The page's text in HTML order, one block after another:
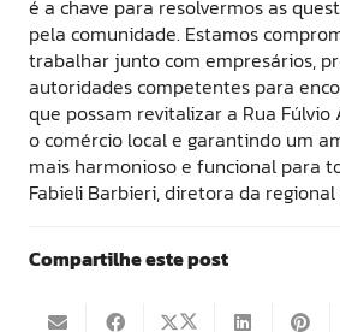
é a chave para resolvermos as
pela comunidade. Estamos
trabalhar junto com empresários,
autoridades competentes para
que possam revitalizar a Rua Fúlvio
o comércio local e garantindo um
mais harmonioso e funcional para
Fabieli Barbieri, diretora da
Compartilhe este post